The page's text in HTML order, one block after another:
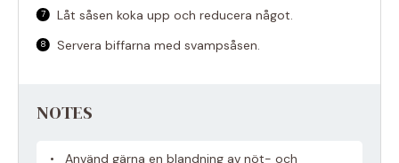
Låt såsen koka upp och reducera något.
Servera biffarna med svampsåsen.
NOTES
Använd gärna en blandning av nöt- och